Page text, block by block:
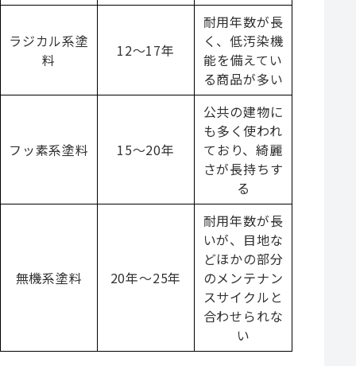
ラジカル系塗
料
12〜17年
耐用年数が長
く、低汚染機
能を備えてい
る商品が多い
フッ素系塗料 15〜20年
公共の建物に
も多く使われ
ており、綺麗
さが長持ちす
る
無機系塗料 20年〜25年
耐用年数が長
いが、目地な
どほかの部分
のメンテナン
スサイクルと
合わせられな
い